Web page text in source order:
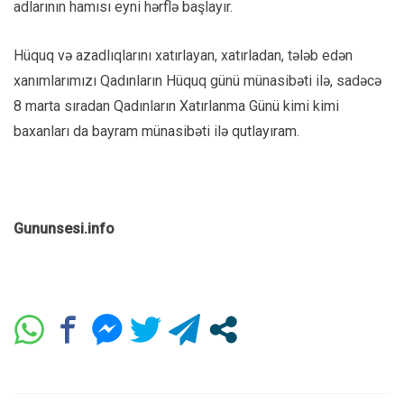
adlarının hamısı eyni hərflə başlayır.
Hüquq və azadlıqlarını xatırlayan, xatırladan, tələb edən
xanımlarımızı Qadınların Hüquq günü münasibəti ilə, sadəcə
8 marta sıradan Qadınların Xatırlanma Günü kimi kimi
baxanları da bayram münasibəti ilə qutlayıram.
Gununsesi.info